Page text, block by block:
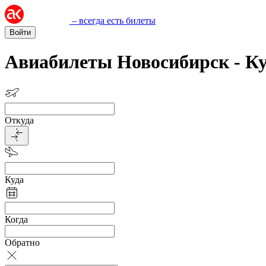
– всегда есть билеты
Войти
Авиабилеты Новосибирск -
Откуда
Куда
Когда
Обратно